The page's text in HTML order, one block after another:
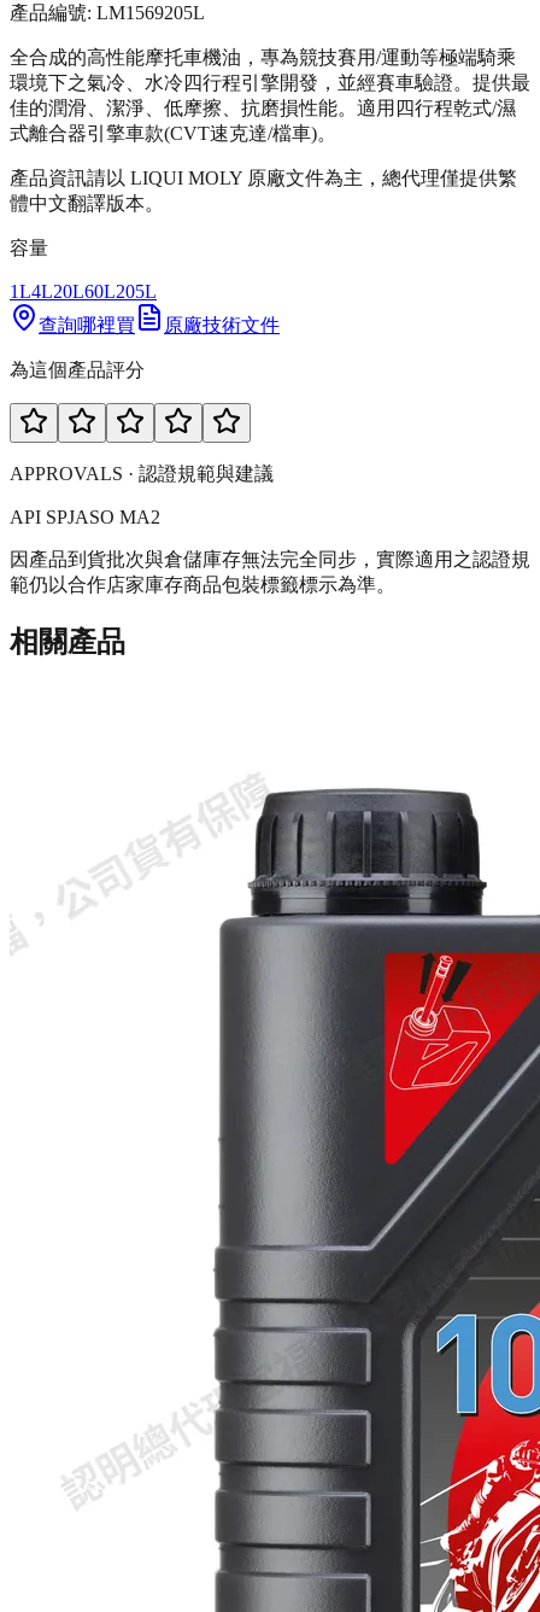
產品編號: LM1569205L
全合成的高性能摩托車機油，專為競技賽用/運動等極端騎乘
環境下之氣冷、水冷四行程引擎開發，並經賽車驗證。提供最
佳的潤滑、潔淨、低摩擦、抗磨損性能。適用四行程乾式/濕
式離合器引擎車款(CVT速克達/檔車)。
產品資訊請以 LIQUI MOLY 原廠文件為主，總代理僅提供繁
體中文翻譯版本。
容量
1L4L20L60L205L
查詢哪裡買
原廠技術文件
為這個產品評分
APPROVALS · 認證規範與建議
API SPJASO MA2
因產品到貨批次與倉儲庫存無法完全同步，實際適用之認證規
範仍以合作店家庫存商品包裝標籤標示為準。
相關產品